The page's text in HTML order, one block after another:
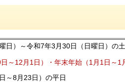
日）～令和7年3月30日（日曜日）の
日～12月1日）・年末年始（1月1日～1
～8月23日）の平日